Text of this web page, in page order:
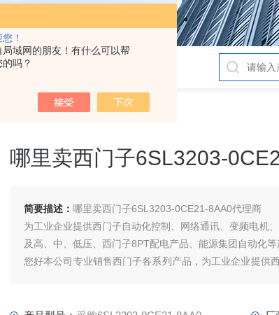
！
局域网的朋友！有什么可以帮
的吗？
门子6SL3203-0CE21-8AA0代理商
哪里卖西门子6SL3203-
简要描述： 哪里卖西门子6SL3203-0CE21-8AA0代理商
为工业企业提供西门子自动化控制、网络通讯、变频电机
及高、中、低压、西门子8PT配电产品、能源集团自动化等
您好本公司专业销售西门子各系列产品，为工业企业提供